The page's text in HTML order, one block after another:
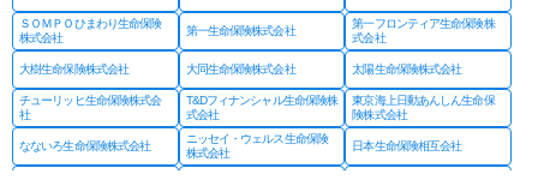
ＳＯＭＰＯひまわり生命保険
株式会社
第一生命保険株式会社
第一フロンティア生命保険株
式会社
大樹生命保険株式会社 大同生命保険株式会社 太陽生命保険株式会社
チューリッヒ生命保険株式会
社
T&Dフィナンシャル生命保険株
式会社
東京海上日動あんしん生命保
険株式会社
なないろ生命保険株式会社
ニッセイ・ウェルス生命保険
株式会社
日本生命保険相互会社